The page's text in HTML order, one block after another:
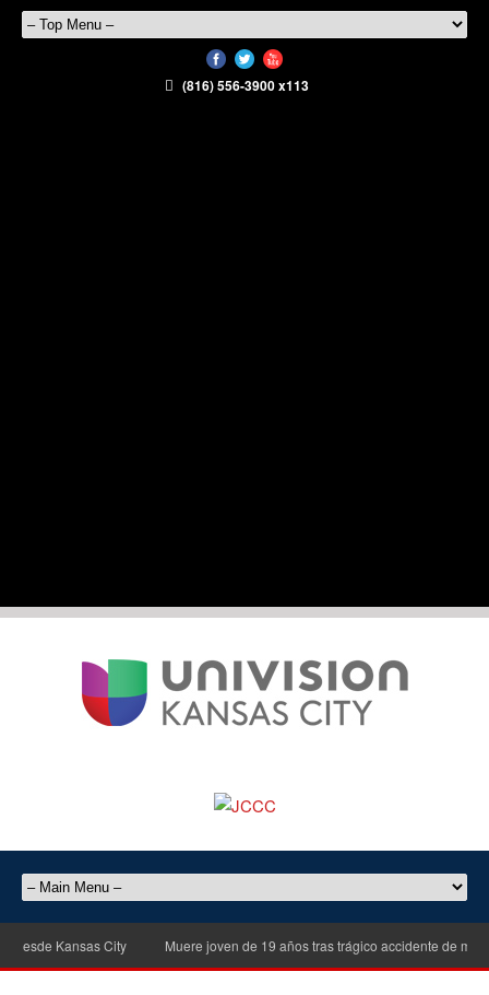
(816) 556-3900 x113
Kansas City Muere joven de 19 años tras trágico accidente de